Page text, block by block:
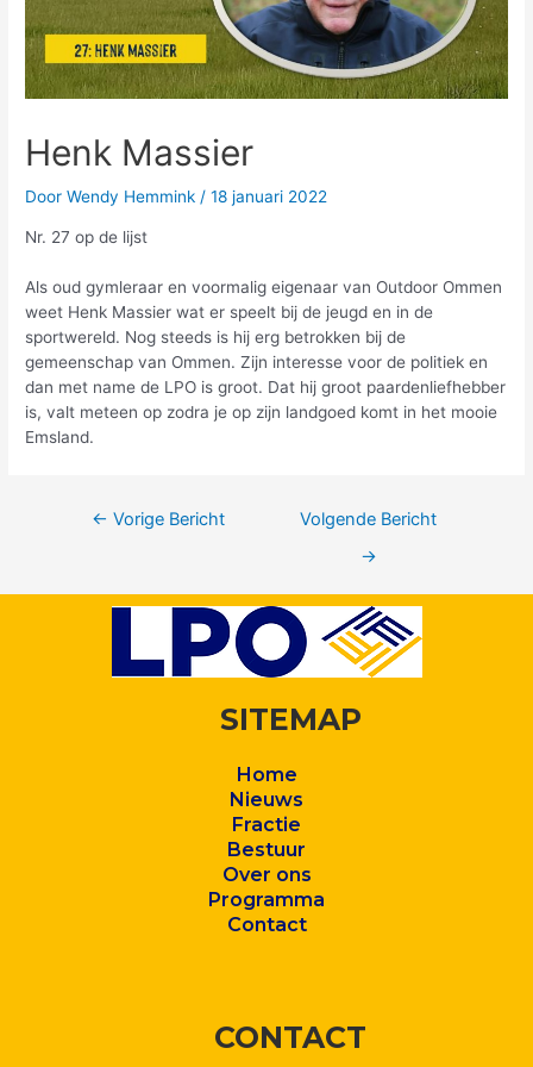
Henk Massier
DoorWendy Hemmink /18 januari 2022
Nr. 27 op de lijst
Als oud gymleraar en voormalig eigenaar van Outdoor Ommen
weet Henk Massier wat er speelt bij de jeugd en in de
sportwereld. Nog steeds is hij erg betrokken bij de
gemeenschap van Ommen. Zijn interesse voor de politiek en
dan met name de LPO is groot. Dat hij groot paardenliefhebber
is, valt meteen op zodra je op zijn landgoed komt in het mooie
Emsland.
← Vorige Bericht
Volgende Bericht
→
SITEMAP
Home
Nieuws
Fractie
Bestuur
Over ons
Programma
Contact
CONTACT